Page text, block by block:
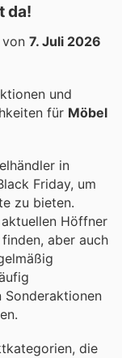
da!
7. Juli 2026
und
für Möbel
in
Friday, um
zu bieten.
Höffner
aber auch
Sonderaktionen
die